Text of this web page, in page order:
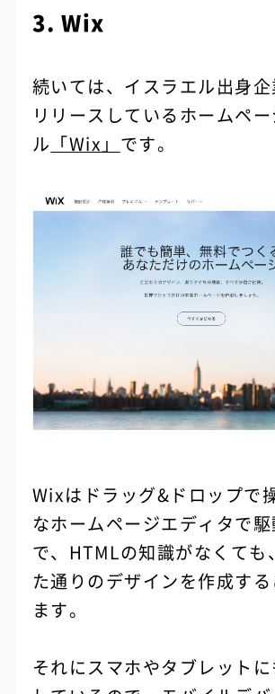
3. Wix
続いては、イスラエル出身
リリースしているホームペ
ル 「Wix」 です。
Wixはドラッグ&ドロップで
なホームページエディタで
で、HTMLの知識がなくても
た通りのデザインを作成す
ます。
それにスマホやタブレット